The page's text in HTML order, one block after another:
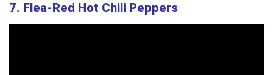
7. Flea-Red Hot Chili Peppers